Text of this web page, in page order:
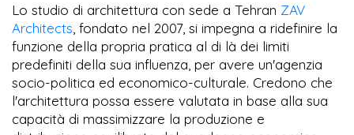
Lo studio di architettura con sede a Tehran ZAV
Architects , fondato nel 2007, si impegna a ridefinire la
funzione della propria pratica al di là dei limiti
predefiniti della sua influenza, per avere un'agenzia
socio-politica ed economico-culturale. Credono che
l'architettura possa essere valutata in base alla sua
capacità di massimizzare la produzione e